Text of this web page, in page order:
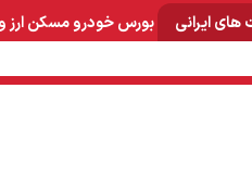
ایرانی بورسخودرومسکنارز